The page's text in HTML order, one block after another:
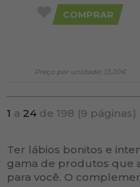
COMPRAR
Preço por unidade: 13,20€
1 a 24 de 198 (9 páginas)
Ter lábios bonitos e
gama de produtos que
para você. O